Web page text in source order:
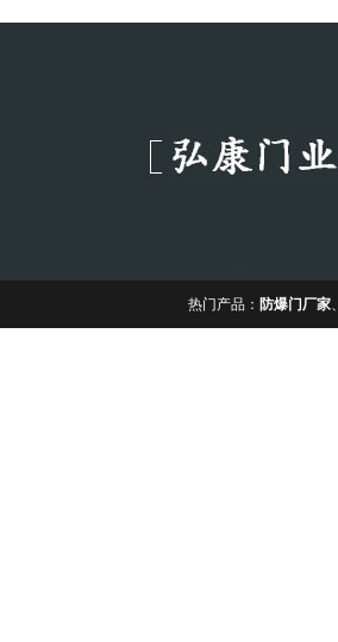
热门产品： 防爆门厂家、